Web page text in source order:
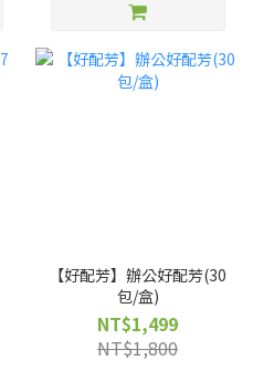
【好配芳】辦公好配芳(30
包/盒)
NT$1,499
NT$1,800